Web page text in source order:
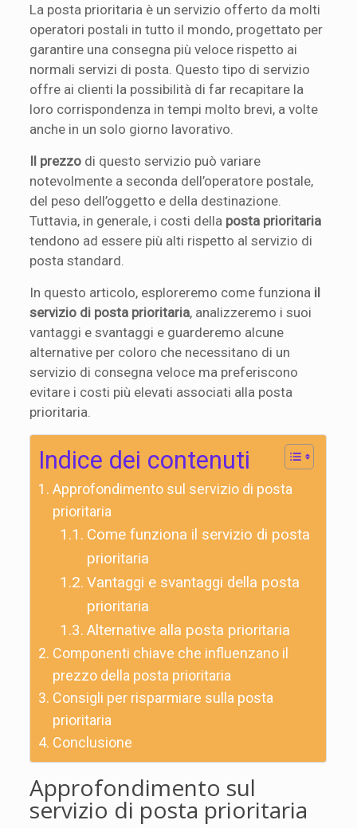
La posta prioritaria è un servizio offerto da molti
operatori postali in tutto il mondo, progettato per
garantire una consegna più veloce rispetto ai
normali servizi di posta. Questo tipo di servizio
offre ai clienti la possibilità di far recapitare la
loro corrispondenza in tempi molto brevi, a volte
anche in un solo giorno lavorativo.
Il prezzo di questo servizio può variare
notevolmente a seconda dell’operatore postale,
del peso dell’oggetto e della destinazione.
Tuttavia, in generale, i costi della posta prioritaria
tendono ad essere più alti rispetto al servizio di
posta standard.
In questo articolo, esploreremo come funziona il
servizio di posta prioritaria, analizzeremo i suoi
vantaggi e svantaggi e guarderemo alcune
alternative per coloro che necessitano di un
servizio di consegna veloce ma preferiscono
evitare i costi più elevati associati alla posta
prioritaria.
Indice dei contenuti
Approfondimento sul servizio di posta
prioritaria
Come funziona il servizio di posta
prioritaria
Vantaggi e svantaggi della posta
prioritaria
Alternative alla posta prioritaria
Componenti chiave che influenzano il
prezzo della posta prioritaria
Consigli per risparmiare sulla posta
prioritaria
Conclusione
Approfondimento sul
servizio di posta prioritaria